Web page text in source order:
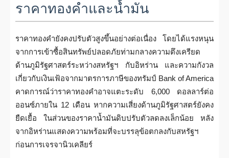
ราคาทองคำและน้ำมัน
ราคาทองคำยังคงปรับตัวสูงขึ้นอย่างต่อเนื่อง โดยได้แรงหนุน
จากการเข้าซื้อสินทรัพย์ปลอดภัยท่ามกลางความตึงเครียด
ด้านภูมิรัฐศาสตร์ระหว่างสหรัฐฯ กับอิหร่าน และความกังวล
เกี่ยวกับเงินเฟ้อจากมาตรการภาษีของทรัมป์ Bank of America
คาดการณ์ว่าราคาทองคำอาจแตะระดับ 6,000 ดอลลาร์ต่อ
ออนซ์ภายใน 12 เดือน หากความเสี่ยงด้านภูมิรัฐศาสตร์ยังคง
ยืดเยื้อ ในส่วนของราคาน้ำมันดิบปรับตัวลดลงเล็กน้อย หลัง
จากอิหร่านแสดงความพร้อมที่จะบรรลุข้อตกลงกับสหรัฐฯ
ก่อนการเจรจานิวเคลียร์